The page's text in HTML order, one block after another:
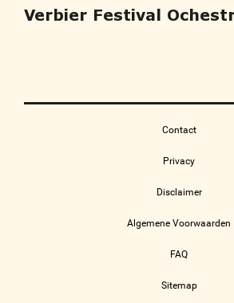
Verbier Festival
Contact
Privacy
Disclaimer
Algemene Voorwaarden
FAQ
Sitemap